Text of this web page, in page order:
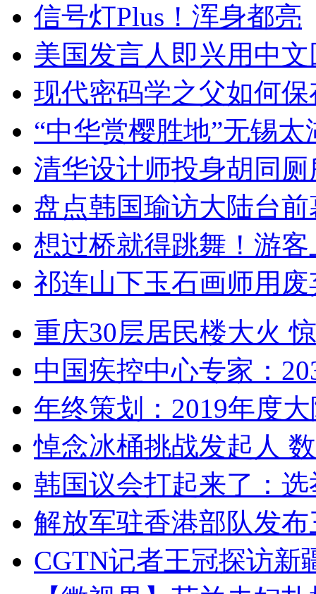
信号灯Plus！浑身都亮
美国发言人即兴用中
现代密码学之父如何
“中华赏樱胜地”无锡
清华设计师投身胡同
盘点韩国瑜访大陆台
想过桥就得跳舞！游客
祁连山下玉石画师用
重庆30层居民楼大火
中国疾控中心专家：
年终策划：2019年度
悼念冰桶挑战发起人
韩国议会打起来了：
解放军驻香港部队发
CGTN记者王冠探访新